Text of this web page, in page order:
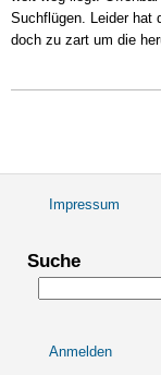
Suchflügen. Leider hat
doch zu zart um die
Impressum
Suche
Anmelden